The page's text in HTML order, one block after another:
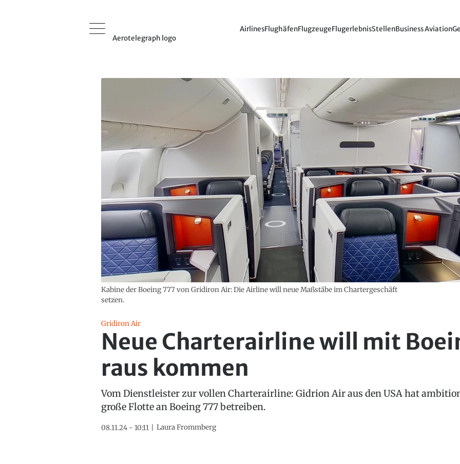
Aerotelegraph logo
AirlinesFlughäfenFlugzeugeFlugerlebnisStellenBusiness Aviation
Kabine der Boeing 777 von Gridiron Air: Die Airline will neue Maßstäbe im Chartergeschäft
setzen.
Gridiron Air
Neue Charterairline will mit
raus kommen
Vom Dienstleister zur vollen Charterairline: Gidrion Air aus den USA hat
große Flotte an Boeing 777 betreiben.
08.11.24 - 10:11 Laura Frommberg